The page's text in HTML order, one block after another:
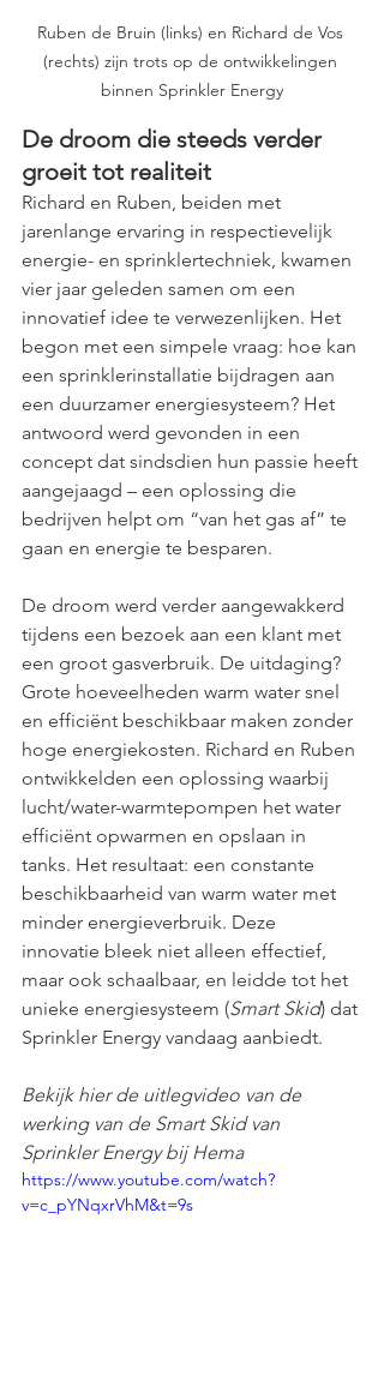
Ruben de Bruin (links) en Richard de Vos
(rechts) zijn trots op de ontwikkelingen
binnen Sprinkler Energy
De droom die steeds verder
groeit tot realiteit
Richard en Ruben, beiden met
jarenlange ervaring in respectievelijk
energie- en sprinklertechniek, kwamen
vier jaar geleden samen om een
innovatief idee te verwezenlijken. Het
begon met een simpele vraag: hoe kan
een sprinklerinstallatie bijdragen aan
een duurzamer energiesysteem? Het
antwoord werd gevonden in een
concept dat sindsdien hun passie heeft
aangejaagd – een oplossing die
bedrijven helpt om “van het gas af” te
gaan en energie te besparen.
De droom werd verder aangewakkerd
tijdens een bezoek aan een klant met
een groot gasverbruik. De uitdaging?
Grote hoeveelheden warm water snel
en efficiënt beschikbaar maken zonder
hoge energiekosten. Richard en Ruben
ontwikkelden een oplossing waarbij
lucht/water-warmtepompen het water
efficiënt opwarmen en opslaan in
tanks. Het resultaat: een constante
beschikbaarheid van warm water met
minder energieverbruik. Deze
innovatie bleek niet alleen effectief,
maar ook schaalbaar, en leidde tot het
unieke energiesysteem (Smart Skid) dat
Sprinkler Energy vandaag aanbiedt.
Bekijk hier de uitlegvideo van de
werking van de Smart Skid van
Sprinkler Energy bij Hema
https://www.youtube.com/watch?
v=c_pYNqxrVhM&t=9s